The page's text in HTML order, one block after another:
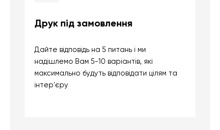
Друк під замовлення
Дайте відповідь на 5 питань і ми
надішлемо Вам 5-10 варіантів, які
максимально будуть відповідати цілям та
інтер'єру